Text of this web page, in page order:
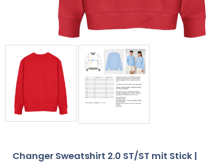
Changer Sweatshirt 2.0 ST/ST mit Stick |